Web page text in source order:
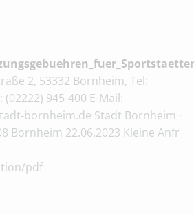
2, 53332 Bornheim, Tel:
(02222) 945-400 E-Mail:
bornheim.de Stadt Bornheim ·
Bornheim 22.06.2023 Kleine Anfr
pdf